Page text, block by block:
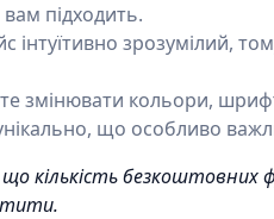
підходить.
інтуїтивно зрозумілий,
змінювати кольори,
що особливо
кількість